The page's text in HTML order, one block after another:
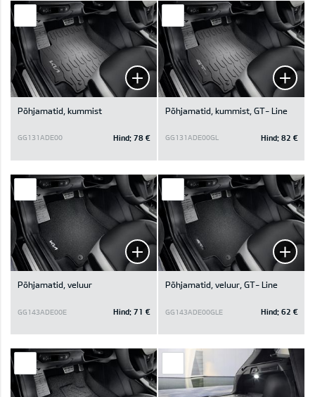
Põhjamatid, kummist
GG131ADE00 Hind: 78 €
Põhjamatid, kummist, GT- Line
GG131ADE00GL Hind: 82 €
Põhjamatid, veluur
GG143ADE00E Hind: 71 €
Põhjamatid, veluur, GT- Line
GG143ADE00GLE Hind: 62 €